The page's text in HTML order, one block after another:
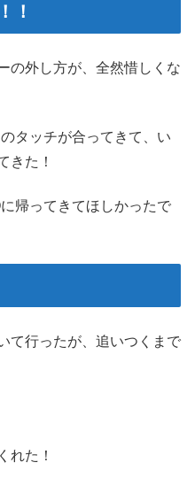
！
の外し方が、全然惜しくな
タッチが合ってきて、い
きた！
帰ってきてほしかったで
て行ったが、追いつくまで
れた！